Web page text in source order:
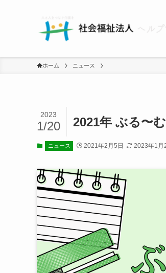
ホーム ニュース
2021年 ぶる〜
2023
1/20
ニュース 2021年2月5日 2023年1月